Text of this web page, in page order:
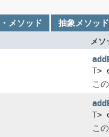
メソッド 抽象メソッド
メソ
T>
こ
T>
こ